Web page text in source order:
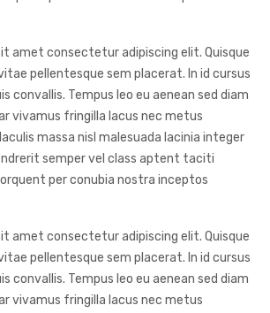
amet consectetur adipiscing elit. Quisque
pellentesque sem placerat. In id cursus
convallis. Tempus leo eu aenean sed diam
vivamus fringilla lacus nec metus
massa nisl malesuada lacinia integer
semper vel class aptent taciti
per conubia nostra inceptos
amet consectetur adipiscing elit. Quisque
pellentesque sem placerat. In id cursus
convallis. Tempus leo eu aenean sed diam
vivamus fringilla lacus nec metus